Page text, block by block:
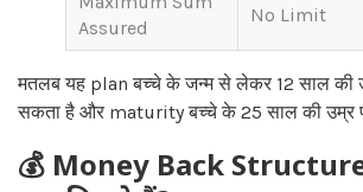
Assured
No Limit
मतलब यह plan बच्चे के जन्म से लेकर 12 साल की
सकता है और maturity बच्चे के 25 साल की उम्र
💰 Money Back